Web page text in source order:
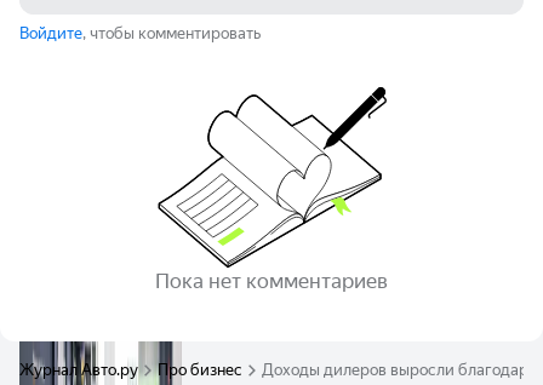
Войдите, чтобы комментировать
Пока нет комментариев
Журнал Авто.ру Про бизнес Доходы дилеров выросли